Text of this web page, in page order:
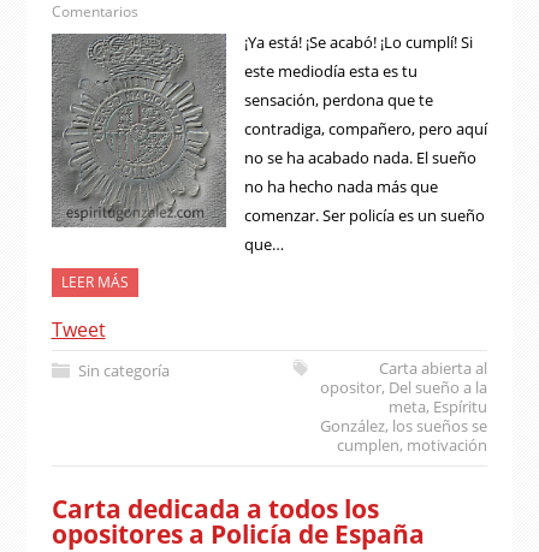
Comentarios
¡Ya está! ¡Se acabó! ¡Lo cumplí! Si
este mediodía esta es tu
sensación, perdona que te
contradiga, compañero, pero aquí
no se ha acabado nada. El sueño
no ha hecho nada más que
comenzar. Ser policía es un sueño
que…
LEER MÁS
Tweet
Sin categoría
Carta abierta al
opositor, Del sueño a la
meta, Espíritu
González, los sueños se
cumplen, motivación
Carta dedicada a todos los
opositores a Policía de España